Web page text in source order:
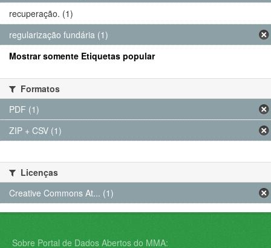
recuperação. (1)
regularização fundária (1)
Mostrar somente Etiquetas popular
Formatos
PDF (1)
ZIP + CSV (1)
Licenças
Creative Commons At... (1)
Sobre Portal de Dados Abertos do MMA: